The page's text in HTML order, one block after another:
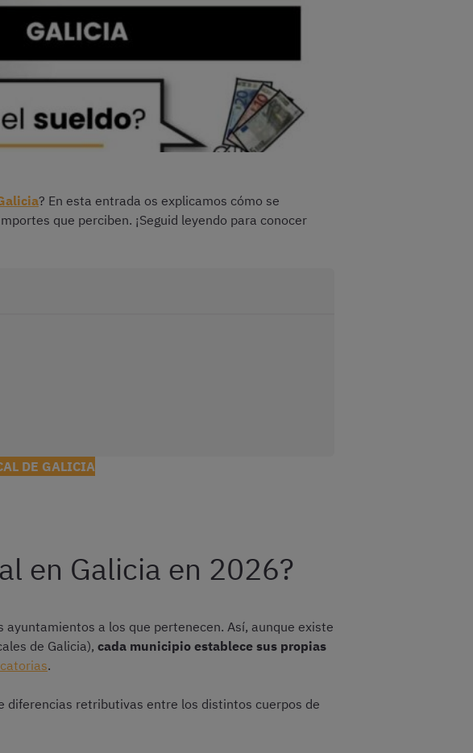
? En esta entrada os explicamos cómo se
que perciben. ¡Seguid leyendo para conocer
DE GALICIA
en Galicia en 2026?
ayuntamientos a los que pertenecen. Así, aunque existe
de Galicia), cada municipio establece sus propias
.
diferencias retributivas entre los distintos cuerpos de